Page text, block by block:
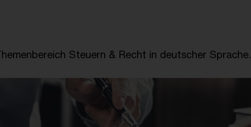
Steuern & Recht in deutscher Sprache.